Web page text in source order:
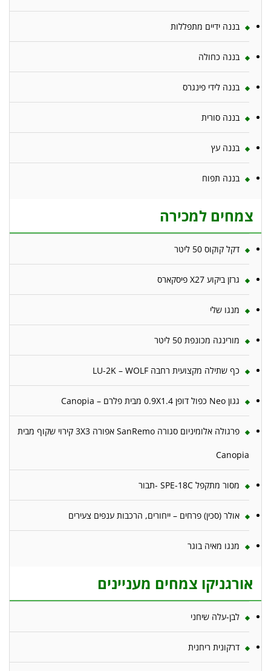
בננה ידיים מתפללות
בננה כחולה
בננה לידי פינגרס
בננה סורית
בננה עץ
בננה תפוח
צמחים למכירה
דקל קוקוס 50 ליטר
גרזן ביקוע X27 פיסקארס
מנגו שלי
מורינגה מכונפת 50 ליטר
כף שתילה מקצועית רחבה LU-2K – WOLF
גגון Neo כפול דופן 0.9X1.4 מבית פלרם – Canopia
פרגולה אלומיניום סגורה SanRemo אפורה 3X3 קירוי שקוף מבית
Canopia
מסור מתקפל SPE-18C -תבור
אולר (סכין) פרחים – ייחורים, הרכבות ענפים צעירים
מנגו מאיה בוגר
אורגניקו צמחים מעניינים
לבן-עלה שיחני
דרקונית ריחנית